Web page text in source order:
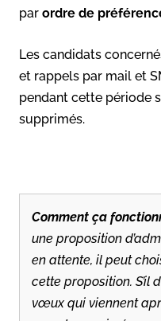
par ordre de
Les candidats
et rappels par mail et
pendant cette période
supprimés.
Comment ça
une proposition
en attente, il peut
cette proposition. S’il
vœux qui viennent